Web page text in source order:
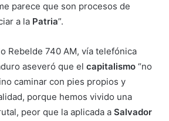
parece que son procesos de
a la Patria”.
Rebelde 740 AM, vía telefónica
aseveró que el capitalismo “no
caminar con pies propios y
porque hemos vivido una
peor que la aplicada a Salvador